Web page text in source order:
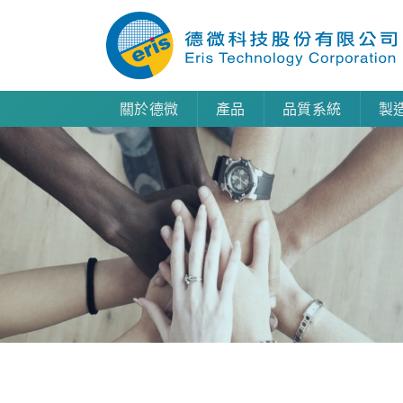
關於德微 產品 品質系統 製